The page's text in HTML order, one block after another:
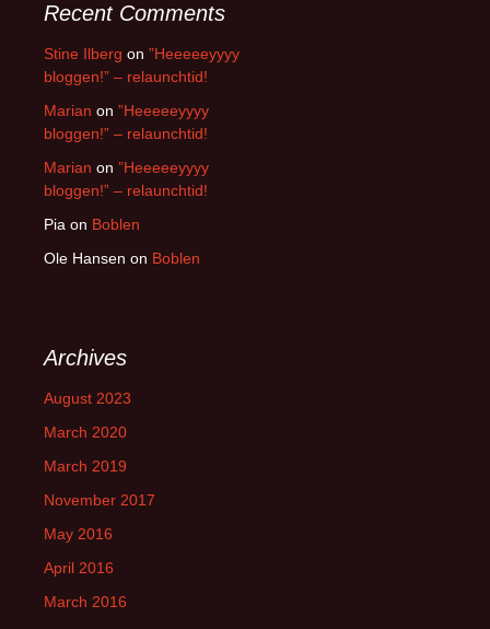
Recent Comments
Stine Ilberg on ”Heeeeeyyyy
bloggen!” – relaunchtid!
Marian on ”Heeeeeyyyy
bloggen!” – relaunchtid!
Marian on ”Heeeeeyyyy
bloggen!” – relaunchtid!
Pia on Boblen
Ole Hansen on Boblen
Archives
August 2023
March 2020
March 2019
November 2017
May 2016
April 2016
March 2016